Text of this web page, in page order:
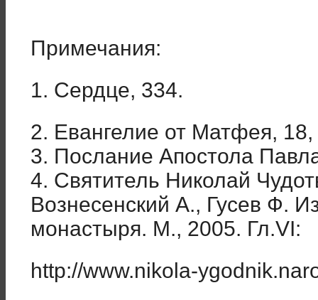
Примечания:
1. Сердце, 334.
2. Евангелие от Матфея, 18,
3. Послание Апостола
4. Святитель Николай
Вознесенский А., Гусев Ф.
монастыря. М., 2005. Гл.VI:
http://www.nikola-